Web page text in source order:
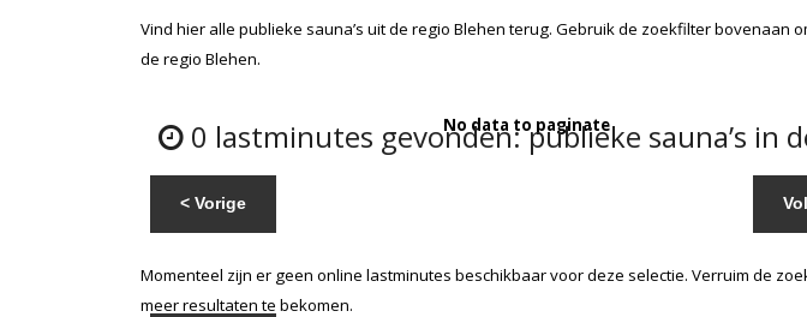
Vind hier alle publieke sauna’s uit de regio Blehenterug. Gebruik de zoekfilter bovenaan
de regio Blehen.
0 lastminutes gevonden: publieke sauna’s in
< Vorige
No data to paginate
Momenteel zijn er geen online lastminutes beschikbaar voor deze selectie. Verruim de
meer resultaten te bekomen.